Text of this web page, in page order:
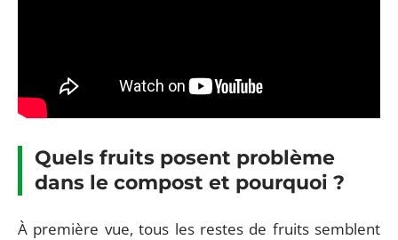
Quels fruits posent problème
dans le compost et pourquoi ?
À première vue, tous les restes de fruits semblent